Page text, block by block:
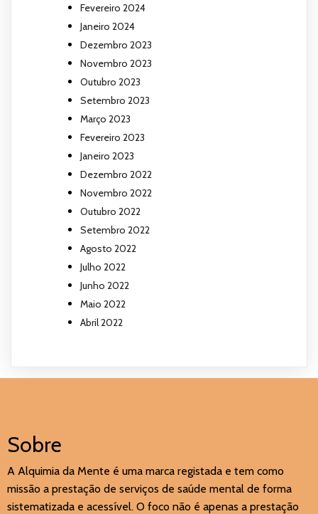
Fevereiro 2024
Janeiro 2024
Dezembro 2023
Novembro 2023
Outubro 2023
Setembro 2023
Março 2023
Fevereiro 2023
Janeiro 2023
Dezembro 2022
Novembro 2022
Outubro 2022
Setembro 2022
Agosto 2022
Julho 2022
Junho 2022
Maio 2022
Abril 2022
Sobre
A Alquimia da Mente é uma marca registada e tem como
missão a prestação de serviços de saúde mental de forma
sistematizada e acessível. O foco não é apenas a prestação